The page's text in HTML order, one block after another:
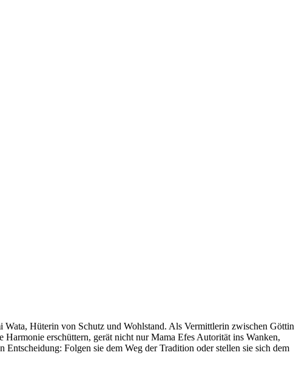
Hüterin von Schutz und Wohlstand. Als Vermittlerin zwischen Göttin
erschüttern, gerät nicht nur Mama Efes Autorität ins Wanken,
Folgen sie dem Weg der Tradition oder stellen sie sich dem